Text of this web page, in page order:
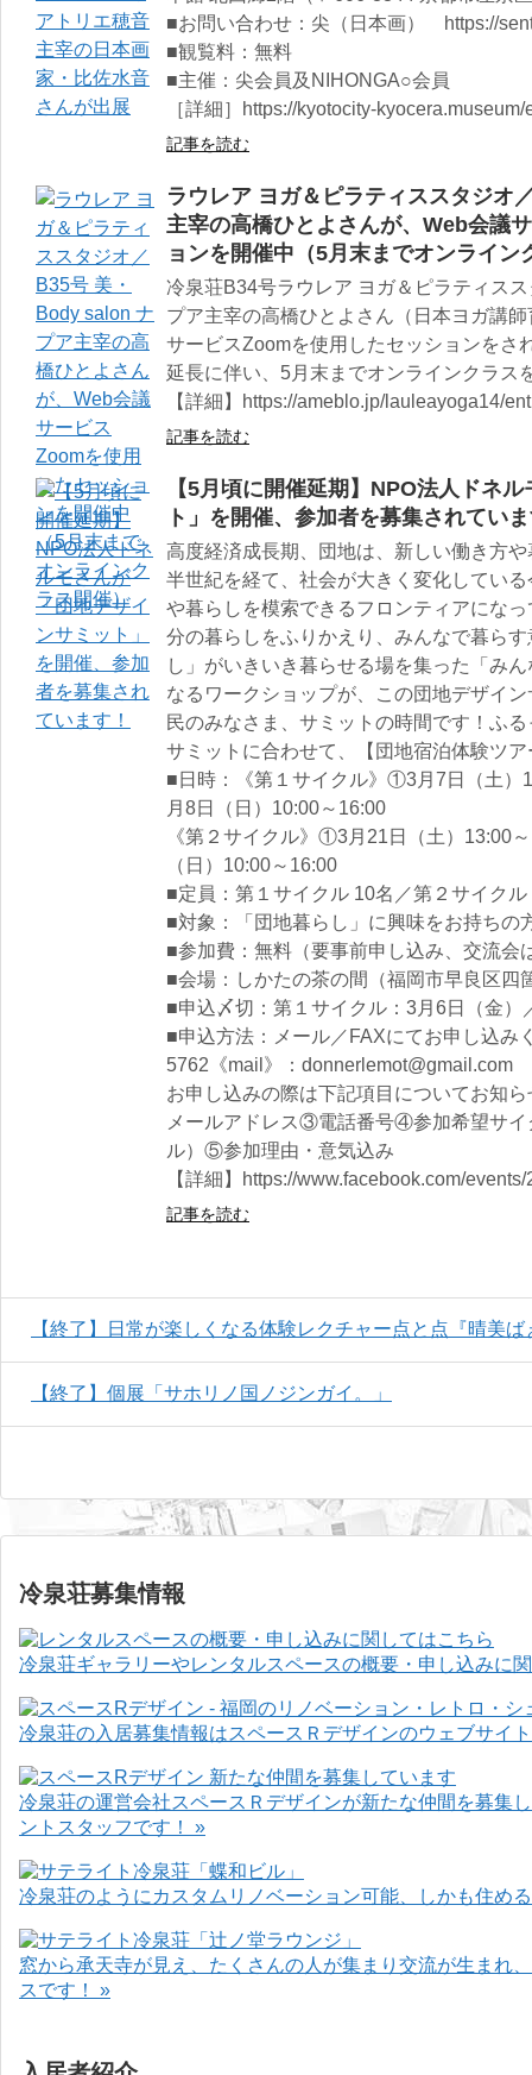
■お問い合わせ：尖（日本画） https://
■観覧料：無料
■主催：尖会員及NIHONGA○会員
［詳細］https://kyotocity-
記事を読む
ラウレア ヨガ＆ピラティススタジ
主宰の高橋ひとよさんが、Web会議
ョンを開催中（5月末までオンライン
冷泉荘B34号ラウレア ヨガ＆ピラティス
プア主宰の高橋ひとよさん（日本ヨガ講
サービスZoomを使用したセッションをさ
延長に伴い、5月末までオンラインクラス
【詳細】https://ameblo.jp/lauleayoga14/
記事を読む
【5月頃に開催延期】NPO法人ドネ
ト」を開催、参加者を募集されてい
高度経済成長期、団地は、新しい働き方
半世紀を経て、社会が大きく変化してい
や暮らしを模索できるフロンティアにな
分の暮らしをふりかえり、みんなで暮ら
し」がいきいき暮らせる場を集った「み
なるワークショップが、この団地デザイ
民のみなさま、サミットの時間です！ふ
サミットに合わせて、【団地宿泊体験ツ
■日時：《第１サイクル》①3月7日（土
月8日（日）10:00～16:00
《第２サイクル》①3月21日（土）13:00
（日）10:00～16:00
■定員：第１サイクル 10名／第２サイクル
■対象：「団地暮らし」に興味をお持ちの
■参加費：無料（要事前申し込み、交流会
■会場：しかたの茶の間（福岡市早良区四
■申込〆切：第１サイクル：3月6日（金
■申込方法：メール／FAXにてお申し込み
5762《mail》：donnerlemot@gmail.com
お申し込みの際は下記項目についてお知
メールアドレス③電話番号④参加希望サイ
ル）⑤参加理由・意気込み
【詳細】https://www.facebook.com/
記事を読む
【終了】日常が楽しくなる体験レクチャー点と点『晴美
【終了】個展「サホリノ国ノジンガイ。」
冷泉荘募集情報
冷泉荘ギャラリーやレンタルスペースの概要・申し込みに
冷泉荘の入居募集情報はスペースＲデザインのウェブサイ
冷泉荘の運営会社スペースＲデザインが新たな仲間を募集
ントスタッフです！ »
冷泉荘のようにカスタムリノベーション可能、しかも住め
窓から承天寺が見え、たくさんの人が集まり交流が生まれ
スです！ »